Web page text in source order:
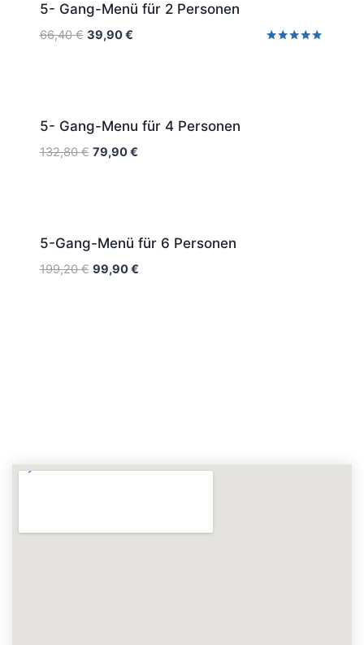
5- Gang-Menü für 2 Personen
66,40€ 39,90€
5- Gang-Menu für 4 Personen
132,80€ 79,90€
5-Gang-Menü für 6 Personen
199,20€ 99,90€